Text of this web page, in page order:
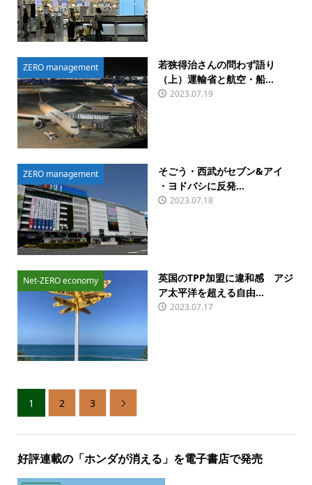
ZERO management
若狭得治さんの問わず語り
（上）運輸省と航空・船...
2023.07.19
ZERO management
そごう・西武がセブン&アイ
・ヨドバシに反発...
2023.07.18
Net-ZERO economy
英国のTPP加盟に違和感 アジ
ア太平洋を超える自由...
2023.07.17
1 2 3 
好評連載の「ホンダが消える」を電子書店で発売